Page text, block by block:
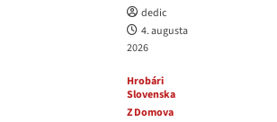
dedic
4. augusta
2026
Hrobári
Slovenska
Z Domova